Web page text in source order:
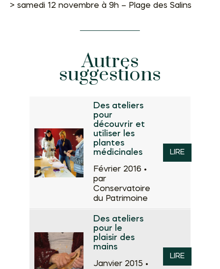
> samedi 12 novembre à 9h – Plage des Salins
Autres
suggestions
Des ateliers
pour
découvrir et
utiliser les
plantes
médicinales
Février 2016 •
par
Conservatoire
du Patrimoine
LIRE
Des ateliers
pour le
plaisir des
mains
Janvier 2015 •
LIRE